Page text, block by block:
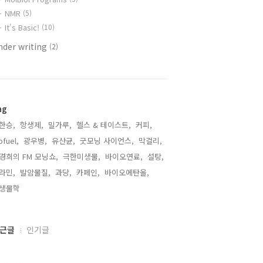
NMR (5)
It's Basic! (10)
writing (2)
승, 항생제, 밀가루, 헬스 & 테이스트, 커피,
광우병, 유산균, 굿모닝 사이언스, 막걸리,
희의 FM 모닝쇼, 극한미생물, 바이오연료, 설탕,
민, 발암물질, 과당, 카페인, 바이오에탄올,
물학,
글 인기글